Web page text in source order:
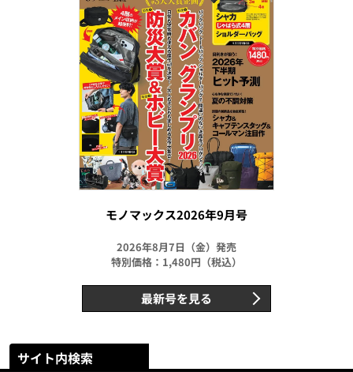
モノマックス2026年9月号
2026年8月7日（金）発売
特別価格：1,480円（税込）
最新号を見る
サイト内検索